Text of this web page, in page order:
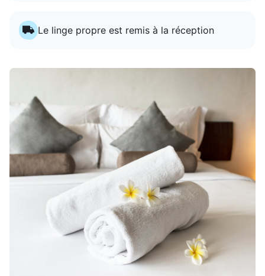
Le linge propre est remis à la réception